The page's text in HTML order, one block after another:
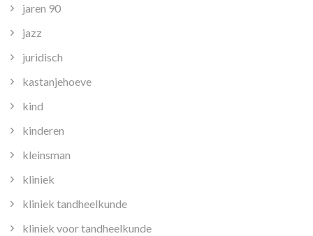
jaren 90
jazz
juridisch
kastanjehoeve
kind
kinderen
kleinsman
kliniek
kliniek tandheelkunde
kliniek voor tandheelkunde